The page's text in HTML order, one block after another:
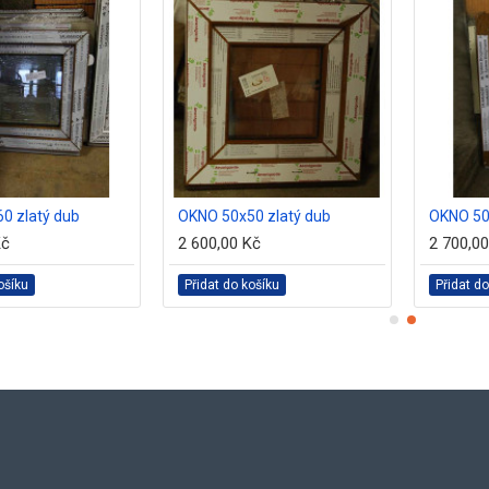
zlatý dub OKNO 50x50 zlatý dub
2 600,00 Kč
Přidat do košíku
OKNO
2
Přidat